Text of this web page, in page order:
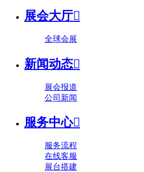
展会大厅
全球会展
新闻动态
展会报道
公司新闻
服务中心
服务流程
在线客服
展台搭建